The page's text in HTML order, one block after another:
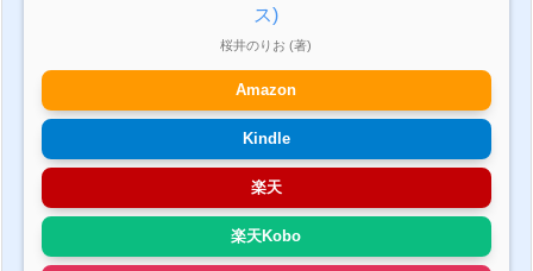
ス)
桜井のりお (著)
Amazon
Kindle
楽天
楽天Kobo